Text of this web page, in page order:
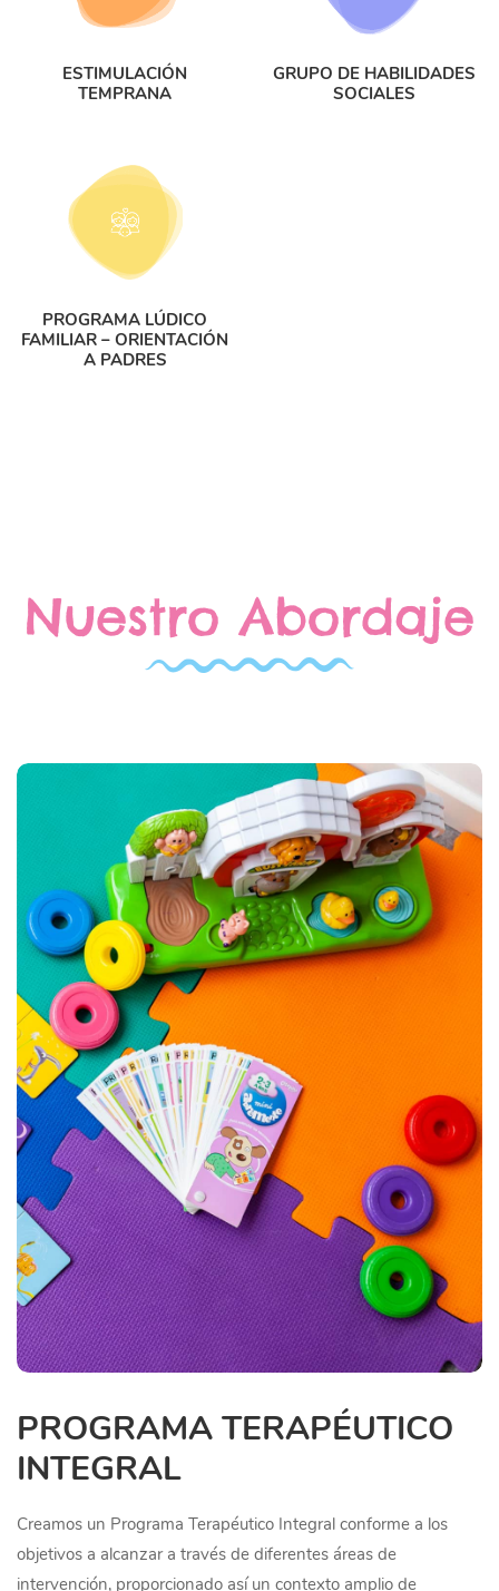
ESTIMULACIÓN
TEMPRANA
GRUPO DE HABILIDADES
SOCIALES
PROGRAMA LÚDICO
FAMILIAR – ORIENTACIÓN
A PADRES
Nuestro Abordaje
PROGRAMA TERAPÉUTICO
INTEGRAL
Creamos un Programa Terapéutico Integral conforme a los
objetivos a alcanzar a través de diferentes áreas de
intervención, proporcionado así un contexto amplio de